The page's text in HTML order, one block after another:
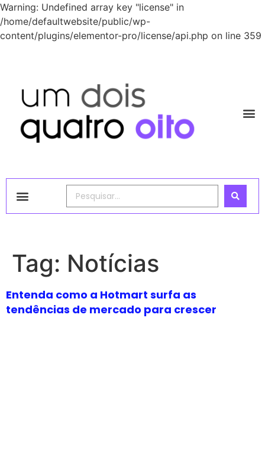
Warning: Undefined array key "license" in
/home/defaultwebsite/public/wp-
content/plugins/elementor-pro/license/api.php on line 359
Tag: Notícias
Entenda como a Hotmart surfa as
tendências de mercado para crescer